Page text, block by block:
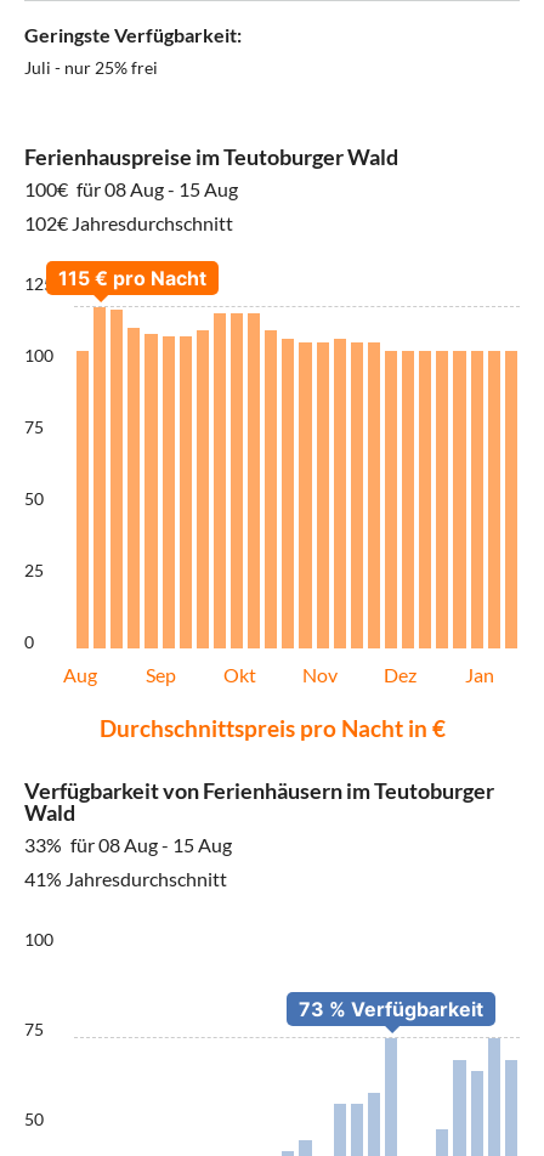
Geringste Verfügbarkeit:
Juli - nur 25% frei
Ferienhauspreise im Teutoburger Wald
100€ für 08 Aug - 15 Aug
102€ Jahresdurchschnitt
125
100
75
50
25
0
Aug Sep Okt Nov Dez Jan
Durchschnittspreis pro Nacht in €
Verfügbarkeit von Ferienhäusern im Teutoburger
Wald
33% für 08 Aug - 15 Aug
41% Jahresdurchschnitt
100
75
50